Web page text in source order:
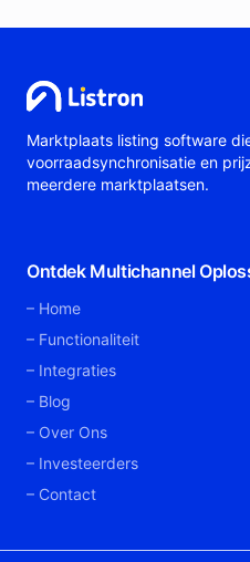
Marktplaats listing software
voorraadsynchronisatie en
meerdere marktplaatsen.
Ontdek Multichannel
Home
Functionaliteit
Integraties
Blog
Over Ons
Investeerders
Contact